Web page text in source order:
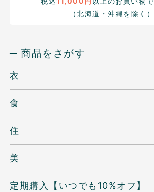
（北海道・沖縄を除く）
─ 商品をさがす
衣
食
住
美
定期購入【いつでも10%オフ】